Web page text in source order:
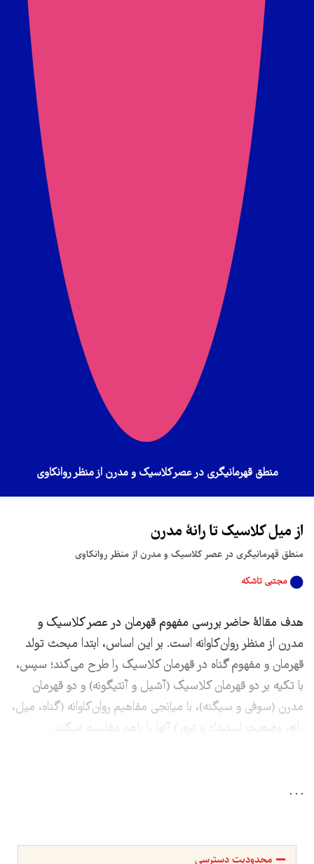
منطق قهرمانیگری در عصر کلاسیک و مدرن از منظر روانکاوی
از میل کلاسیک تا رانهٔ مدرن
منطق قهرمانیگری در عصر کلاسیک و مدرن از منظر روانکاوی
مجتبی تاشکه
هدف مقالۀ حاضر بررسی مفهوم قهرمان در عصر کلاسیک و
مدرن از منظر روان‌کاوانه است. بر این اساس، ابتدا مبحث تولد
قهرمان و مفهوم گناه در قهرمان کلاسیک را طرح می‌کند؛ سپس،
با تکیه بر دو قهرمان کلاسیک (آشیل و آنتیگونه) و دو قهرمان
مدرن (سوفی و سیگنه)، با میانجی مفاهیم روان‌کاوانه (گناه، میل،
رانه، وضعیت استبداد و ترور) آن­ها را باهم مقایسه می­کند.
. . .
محدودیت دسترسی